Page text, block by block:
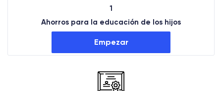
1
Ahorros para la educación de los hijos
Empezar